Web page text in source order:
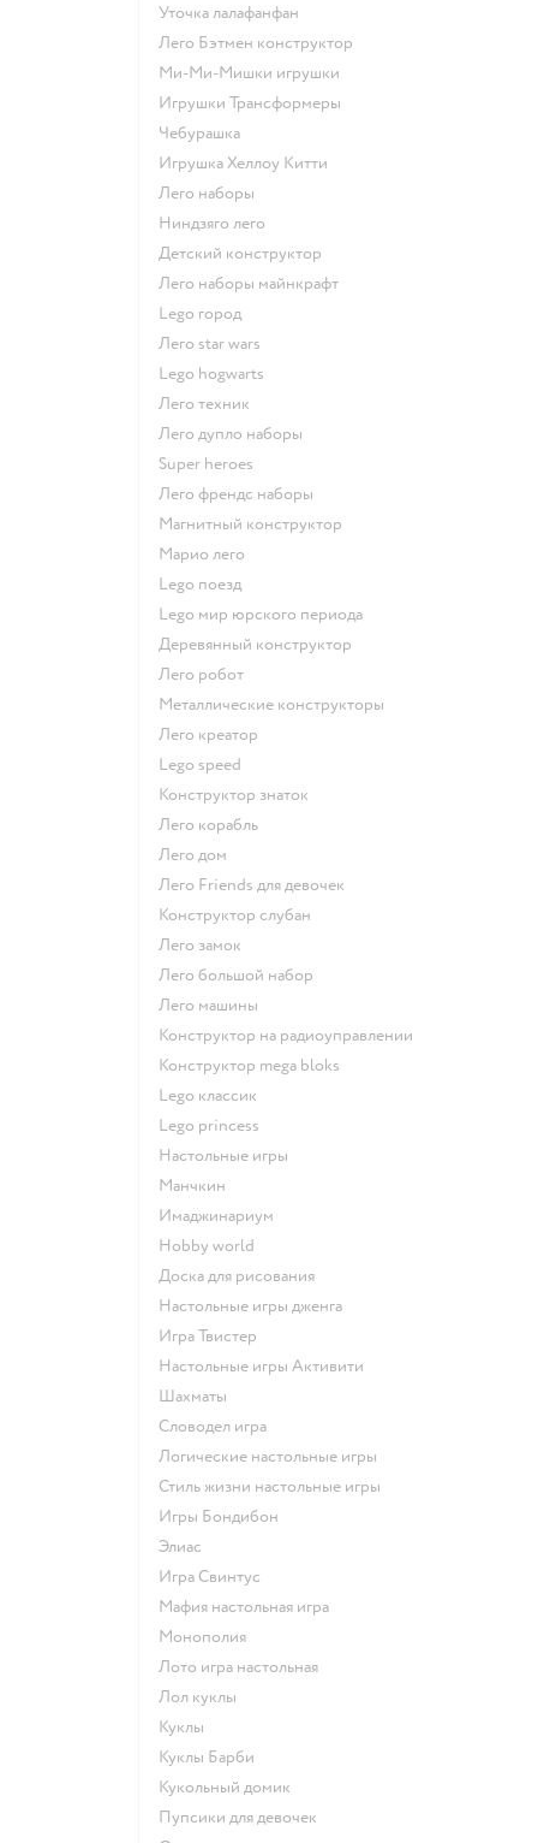
Уточка лалафанфан
Лего Бэтмен конструктор
Ми-Ми-Мишки игрушки
Игрушки Трансформеры
Чебурашка
Игрушка Хеллоу Китти
Лего наборы
Ниндзяго лего
Детский конструктор
Лего наборы майнкрафт
Lego город
Лего star wars
Lego hogwarts
Лего техник
Лего дупло наборы
Super heroes
Лего френдс наборы
Магнитный конструктор
Марио лего
Lego поезд
Lego мир юрского периода
Деревянный конструктор
Лего робот
Металлические конструкторы
Лего креатор
Lego speed
Конструктор знаток
Лего корабль
Лего дом
Лего Friends для девочек
Конструктор слубан
Лего замок
Лего большой набор
Лего машины
Конструктор на радиоуправлении
Конструктор mega bloks
Lego классик
Lego princess
Настольные игры
Манчкин
Имаджинариум
Hobby world
Доска для рисования
Настольные игры дженга
Игра Твистер
Настольные игры Активити
Шахматы
Словодел игра
Логические настольные игры
Стиль жизни настольные игры
Игры Бондибон
Элиас
Игра Свинтус
Мафия настольная игра
Монополия
Лото игра настольная
Лол куклы
Куклы
Куклы Барби
Кукольный домик
Пупсики для девочек